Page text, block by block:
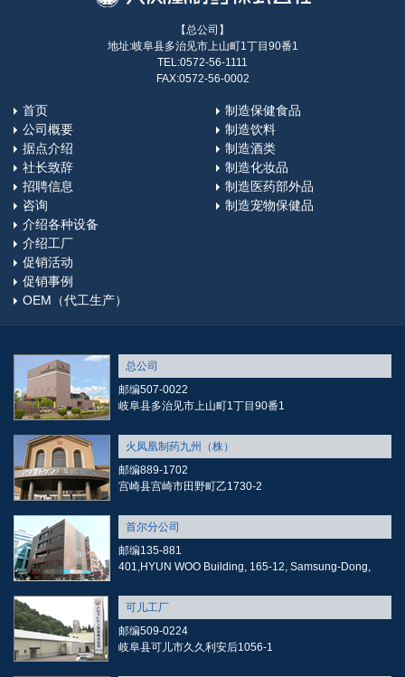
【总公司】
地址:岐阜县多治见市上山町1丁目90番1
TEL:0572-56-1111
FAX:0572-56-0002
首页
公司概要
据点介绍
社长致辞
招聘信息
咨询
制造保健食品
制造饮料
制造酒类
制造化妆品
制造医药部外品
制造宠物保健品
介绍各种设备
介绍工厂
促销活动
促销事例
OEM（代工生产）
总公司
邮编507-0022
岐阜县多治见市上山町1丁目90番1
火凤凰制药九州（株）
邮编889-1702
宫崎县宫崎市田野町乙1730-2
首尔分公司
邮编135-881
401,HYUN WOO Building, 165-12, Samsung-Dong,
可儿工厂
邮编509-0224
岐阜县可儿市久久利安后1056-1